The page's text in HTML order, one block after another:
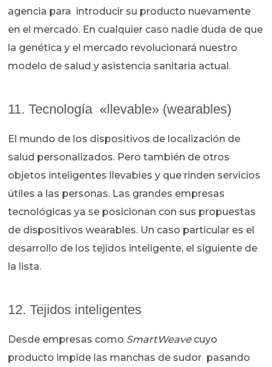
agencia para introducir su producto nuevamente
en el mercado. En cualquier caso nadie duda de que
la genética y el mercado revolucionará nuestro
modelo de salud y asistencia sanitaria actual.
11. Tecnología «llevable» (wearables)
El mundo de los dispositivos de localización de
salud personalizados. Pero también de otros
objetos inteligentes llevables y que rinden servicios
útiles a las personas. Las grandes empresas
tecnológicas ya se posicionan con sus propuestas
de dispositivos wearables. Un caso particular es el
desarrollo de los tejidos inteligente, el siguiente de
la lista.
12. Tejidos inteligentes
Desde empresas como SmartWeavecuyo
producto impide las manchas de sudor pasando